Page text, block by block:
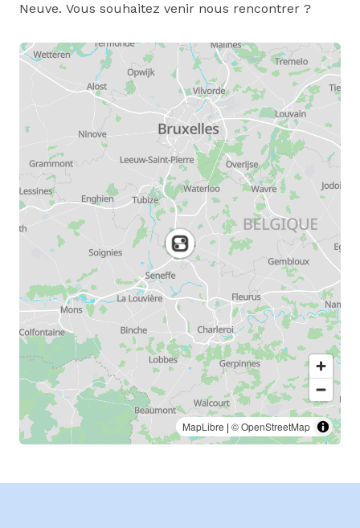
Neuve. Vous souhaitez venir nous rencontrer ?
MapLibre | © OpenStreetMap